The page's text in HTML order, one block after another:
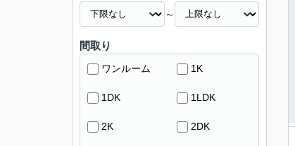
～
間取り
ワンルーム 1K
1DK 1LDK
2K 2DK